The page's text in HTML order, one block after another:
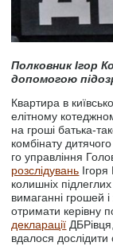
Полковник Ігор
допомогою
Квартира в
елітному
на гроші батька-
комбінату
го управління
розслідувань Ігоря
колишніх
вимаганні грошей
отримати керівну
декларації
вдалося дослідити